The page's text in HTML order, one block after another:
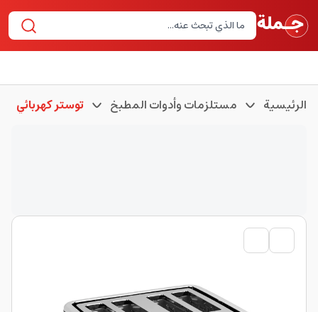
الرئيسية مستلزمات وأدوات المطبخ توستر كهربائي